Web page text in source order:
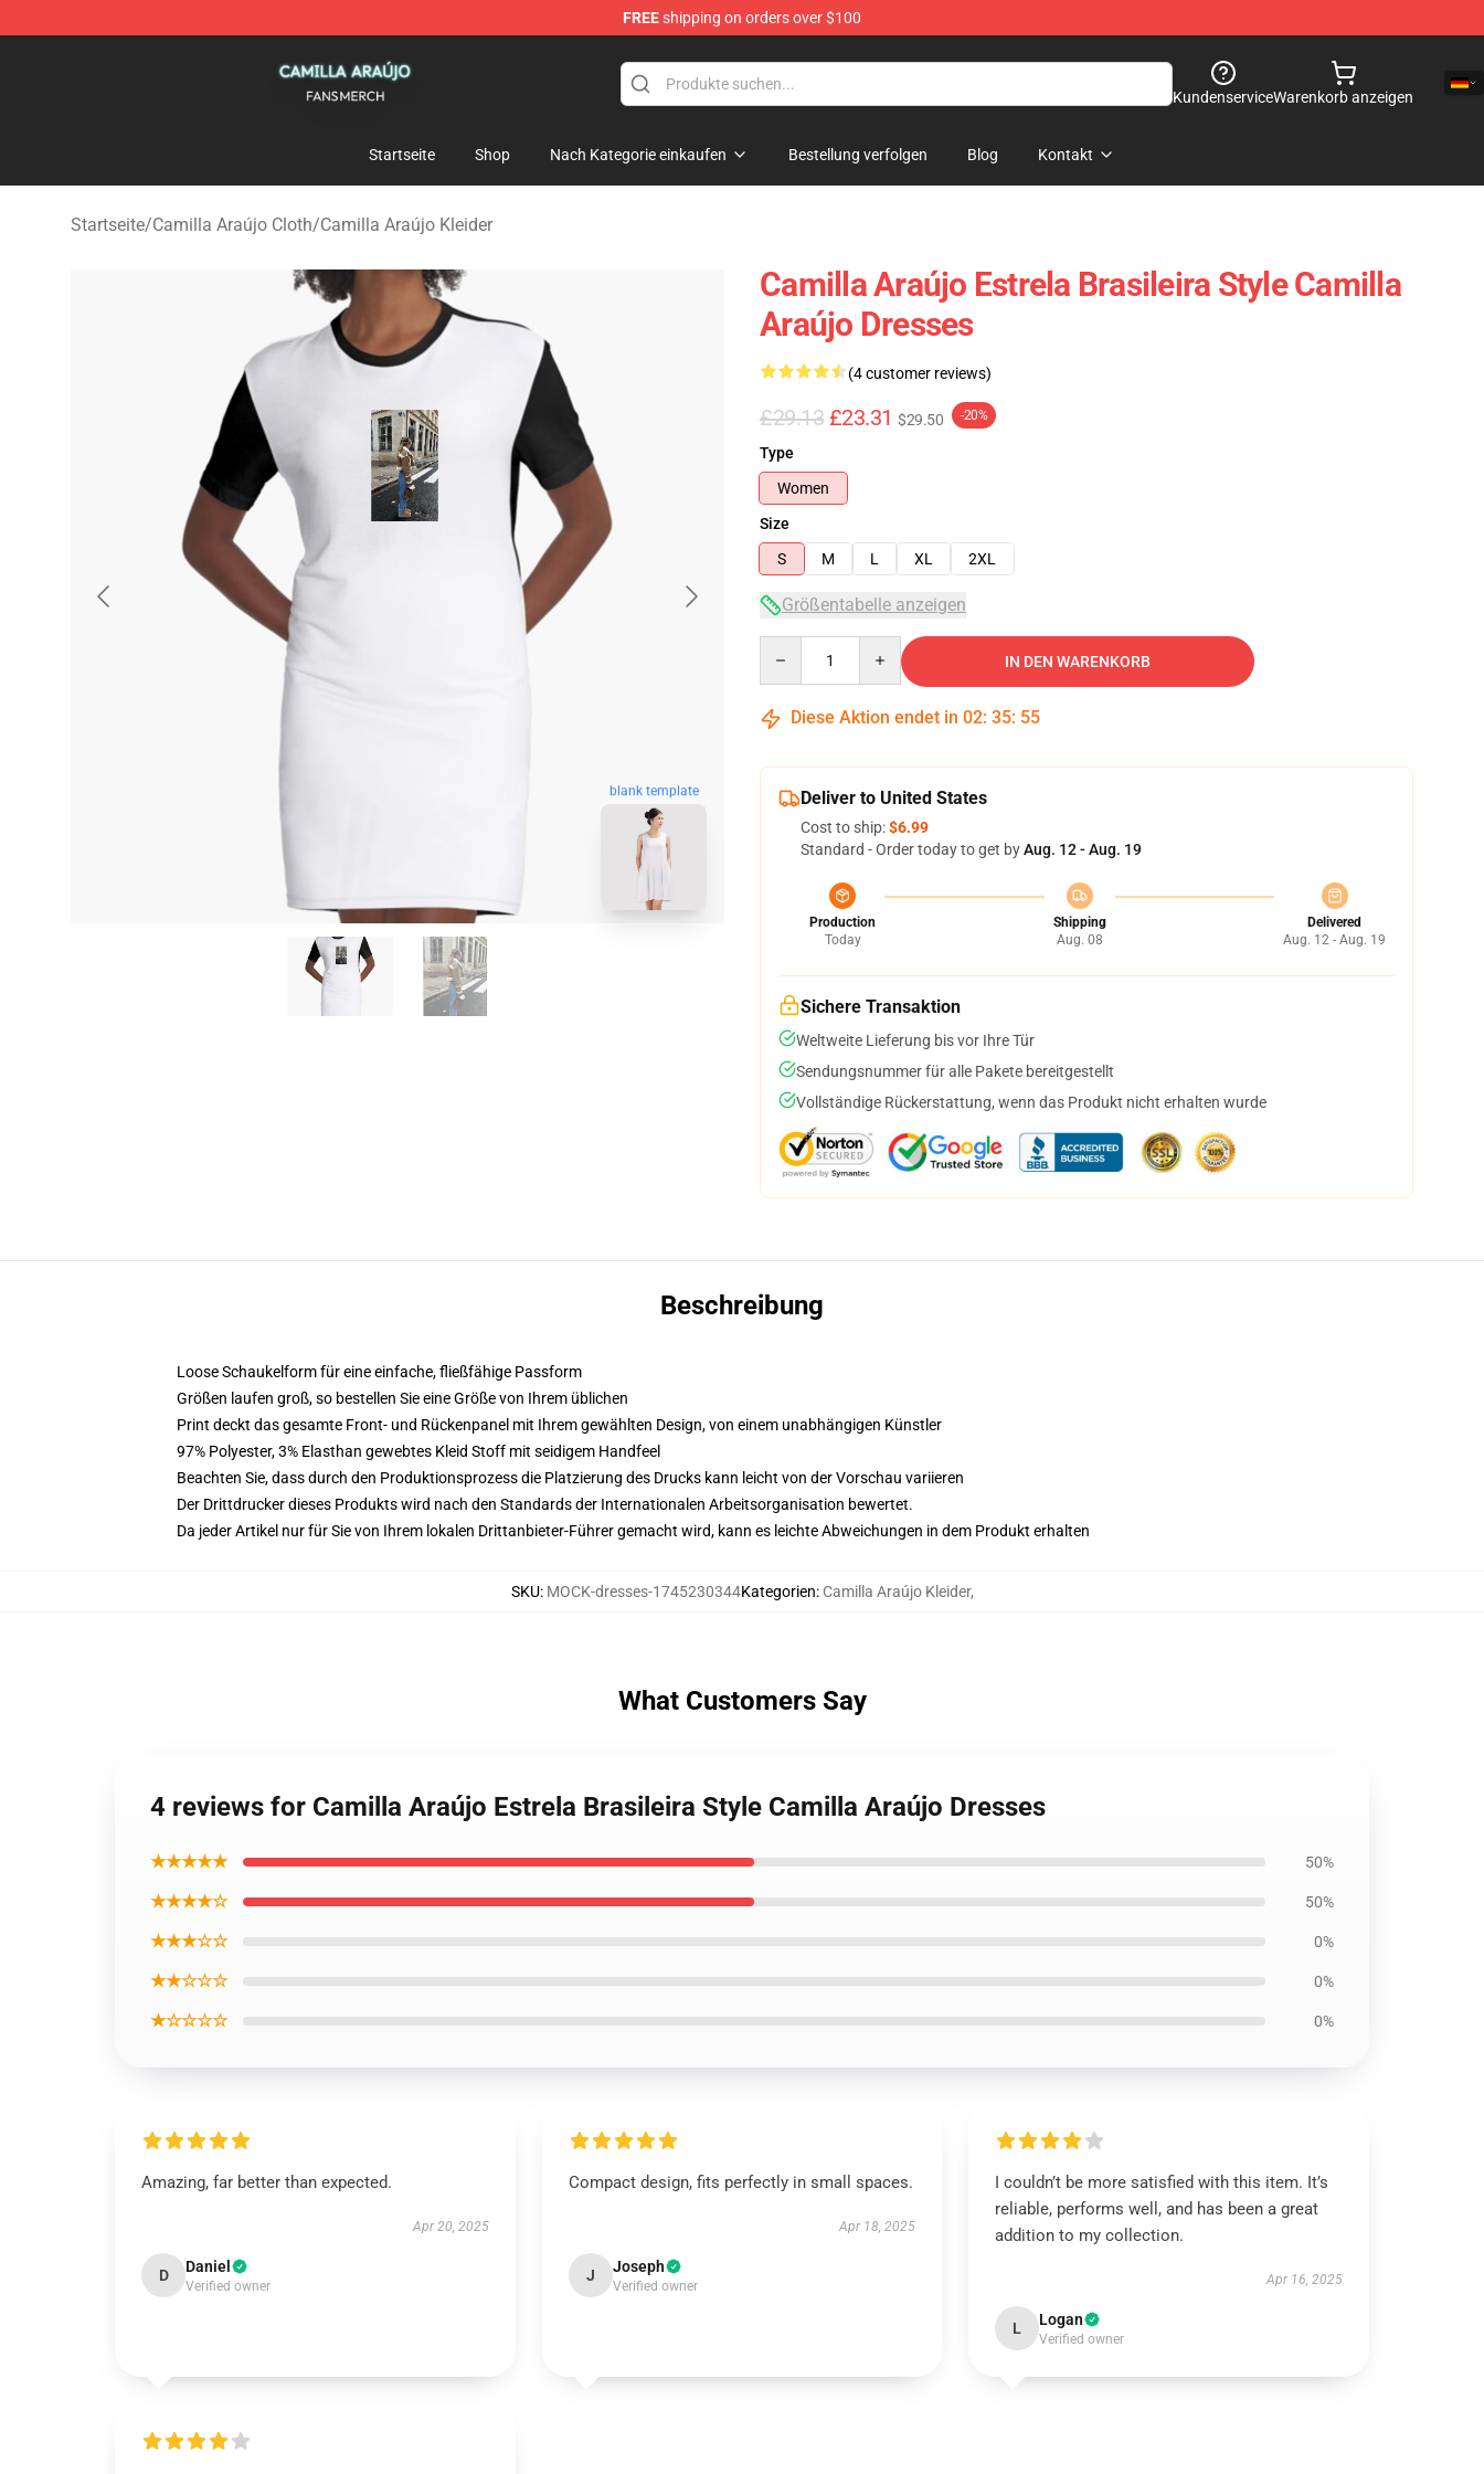
FREEshipping on orders over $100
KundenserviceWarenkorb anzeigen
Startseite Shop Nach Kategorie einkaufen Bestellung verfolgen Blog Kontakt
Startseite/Camilla Araújo Cloth/Camilla Araújo Kleider
blank template
Camilla Araújo Estrela Brasileira Style Camilla
Araújo Dresses
(4 customer reviews)
£29.13 £23.31 $29.50 -20%
Type
Women
Size
S
M L XL 2XL
Größentabelle anzeigen
IN DEN WARENKORB
Diese Aktion endet in 02: 35: 54
Deliver to United States
Cost to ship:$6.99
Standard - Order today to get byAug. 12 - Aug. 19
Production
Today
Shipping
Aug. 08
Delivered
Aug. 12 - Aug. 19
Sichere Transaktion
Weltweite Lieferung bis vor Ihre Tür
Sendungsnummer für alle Pakete bereitgestellt
Vollständige Rückerstattung, wenn das Produkt nicht erhalten wurde
Beschreibung
Loose Schaukelform für eine einfache, fließfähige Passform
Größen laufen groß, so bestellen Sie eine Größe von Ihrem üblichen
Print deckt das gesamte Front- und Rückenpanel mit Ihrem gewählten Design, von einem unabhängigen Künstler
97% Polyester, 3% Elasthan gewebtes Kleid Stoff mit seidigem Handfeel
Beachten Sie, dass durch den Produktionsprozess die Platzierung des Drucks kann leicht von der Vorschau variieren
Der Drittdrucker dieses Produkts wird nach den Standards der Internationalen Arbeitsorganisation bewertet.
Da jeder Artikel nur für Sie von Ihrem lokalen Drittanbieter-Führer gemacht wird, kann es leichte Abweichungen in dem Produkt erhalten
SKU: MOCK-dresses-1745230344Kategorien: Camilla Araújo Kleider,
What Customers Say
4 reviews for Camilla Araújo Estrela Brasileira Style Camilla Araújo Dresses
★★★★★ 50%
★★★★☆ 50%
★★★☆☆ 0%
★★☆☆☆ 0%
★☆☆☆☆ 0%
Amazing, far better than expected.
Apr 20, 2025
D Daniel
Verified owner
Compact design, fits perfectly in small spaces.
Apr 18, 2025
J Joseph
Verified owner
I couldn’t be more satisfied with this item. It’s
reliable, performs well, and has been a great
addition to my collection.
Apr 16, 2025
L Logan
Verified owner